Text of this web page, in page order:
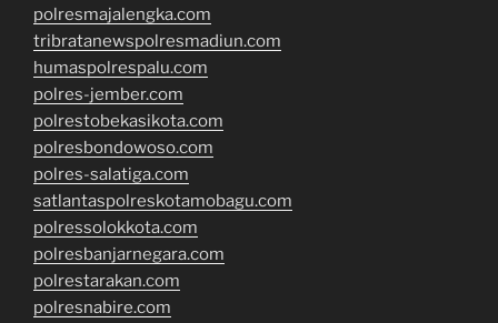
polresmajalengka.com
tribratanewspolresmadiun.com
humaspolrespalu.com
polres-jember.com
polrestobekasikota.com
polresbondowoso.com
polres-salatiga.com
satlantaspolreskotamobagu.com
polressolokkota.com
polresbanjarnegara.com
polrestarakan.com
polresnabire.com